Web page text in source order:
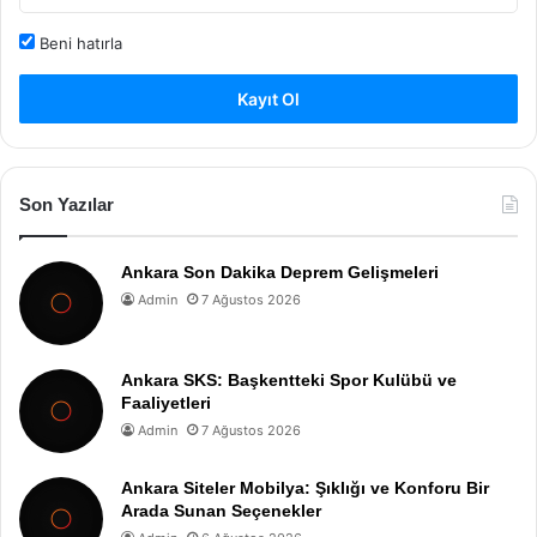
Beni hatırla
Kayıt Ol
Son Yazılar
Ankara Son Dakika Deprem Gelişmeleri
Admin 7 Ağustos 2026
Ankara SKS: Başkentteki Spor Kulübü ve
Faaliyetleri
Admin 7 Ağustos 2026
Ankara Siteler Mobilya: Şıklığı ve Konforu Bir
Arada Sunan Seçenekler